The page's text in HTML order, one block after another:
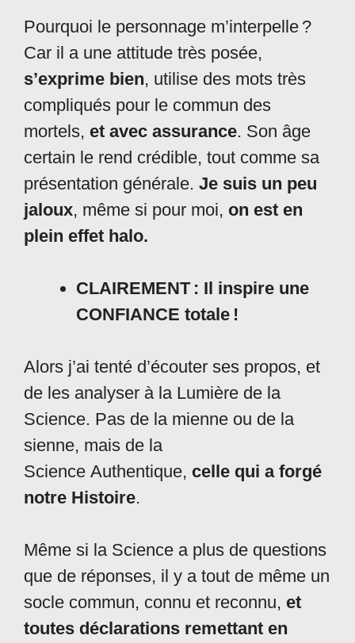
Pourquoi le personnage m’interpelle ?
Car il a une attitude très posée,
s’exprime bien, utilise des mots très
compliqués pour le commun des
mortels, et avec assurance. Son âge
certain le rend crédible, tout comme sa
présentation générale. Je suis un peu
jaloux, même si pour moi, on est en
plein effet halo.
CLAIREMENT : Il inspire une
CONFIANCE totale !
Alors j’ai tenté d’écouter ses propos, et
de les analyser à la Lumière de la
Science. Pas de la mienne ou de la
sienne, mais de la
Science Authentique, celle qui a forgé
notre Histoire.
Même si la Science a plus de questions
que de réponses, il y a tout de même un
socle commun, connu et reconnu, et
toutes déclarations remettant en